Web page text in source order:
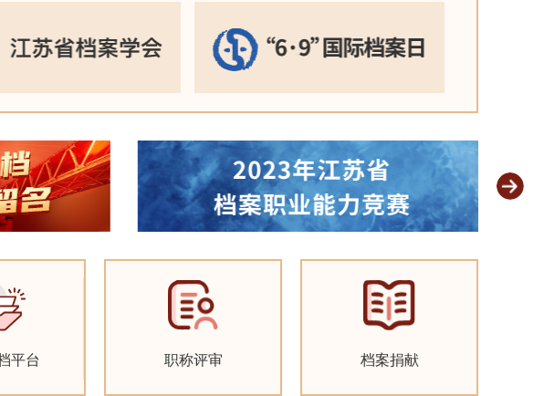
年长三角档案联展
30
平台 职称评审 档案捐献